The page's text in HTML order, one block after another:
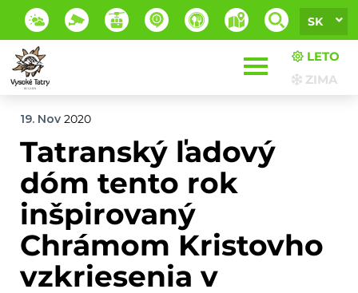
SK
LETO
ZIMA
19. Nov2020
Tatranský ľadový
dóm tento rok
inšpirovaný
Chrámom Kristovho
vzkriesenia v